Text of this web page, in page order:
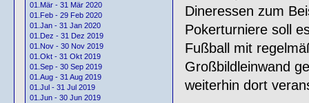
01.Mär - 31 Mär 2020
01.Feb - 29 Feb 2020
01.Jan - 31 Jan 2020
01.Dez - 31 Dez 2019
01.Nov - 30 Nov 2019
01.Okt - 31 Okt 2019
01.Sep - 30 Sep 2019
01.Aug - 31 Aug 2019
01.Jul - 31 Jul 2019
01.Jun - 30 Jun 2019
Dineressen zum
Pokerturniere soll
Fußball mit
Großbildleinwand
weiterhin dort